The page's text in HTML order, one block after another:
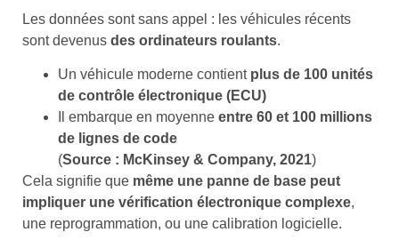
Les données sont sans appel : les véhicules récents
sont devenus des ordinateurs roulants.
Un véhicule moderne contient plus de 100 unités
de contrôle électronique (ECU)
Il embarque en moyenne entre 60 et 100 millions
de lignes de code
(Source : McKinsey & Company, 2021)
Cela signifie que même une panne de base peut
impliquer une vérification électronique complexe,
une reprogrammation, ou une calibration logicielle.